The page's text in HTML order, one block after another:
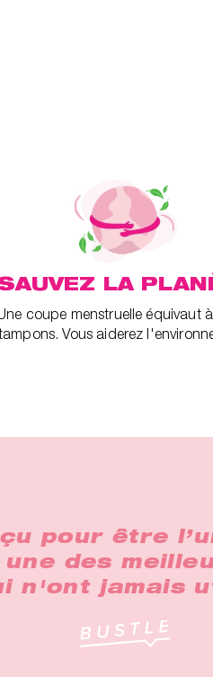
LA
coupe menstruelle équivaut
Vous aiderez
pour être
des
n'ont jamais